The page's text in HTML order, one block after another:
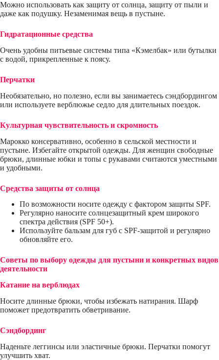
Можно использовать как защиту от солнца, защиту от пыли и
даже как подушку. Незаменимая вещь в пустыне.
Гидратационные средства
Очень удобны питьевые системы типа «Кэмелбак» или бутылки
с водой, прикрепленные к поясу.
Перчатки
Необязательно, но полезно, если вы занимаетесь сэндбордингом
или используете верблюжье седло для длительных поездок.
Культурная чувствительность и скромность
Марокко консервативно, особенно в сельской местности и
пустыне. Избегайте открытой одежды. Для женщин свободные
брюки, длинные юбки и топы с рукавами считаются уместными
и удобными.
Средства защиты от солнца
По возможности носите одежду с фактором защиты SPF.
Регулярно наносите солнцезащитный крем широкого
спектра действия (SPF 50+).
Используйте бальзам для губ с SPF-защитой и регулярно
обновляйте его.
Советы по выбору одежды для пустыни и конкретных видов
деятельности
Катание на верблюдах
Носите длинные брюки, чтобы избежать натирания. Шарф
поможет предотвратить обветривание.
Сэндбординг
Наденьте леггинсы или эластичные брюки. Перчатки помогут
улучшить хват.